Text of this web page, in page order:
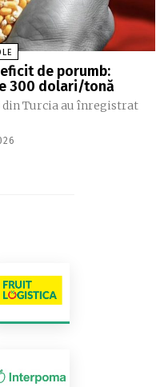
de porumb:
300 dolari/tonă
Turcia au înregistrat